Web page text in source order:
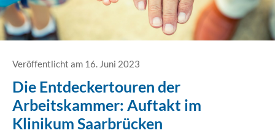
Kontakt
Datenschutzerklärung
Erklärung Barrierefreiheit
Veröffentlicht am 16. Juni 2023
Die Entdeckertouren der
Arbeitskammer: Auftakt im
Klinikum Saarbrücken